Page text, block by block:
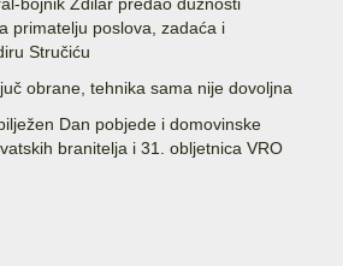
bojnik Zdilar predao dužnosti
primatelju poslova, zadaća i
Stručiću
obrane, tehnika sama nije dovoljna
Dan pobjede i domovinske
branitelja i 31. obljetnica VRO